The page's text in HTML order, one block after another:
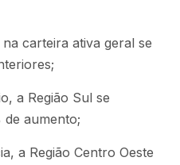
carteira ativa geral se
a Região Sul se
de aumento;
a Região Centro Oeste